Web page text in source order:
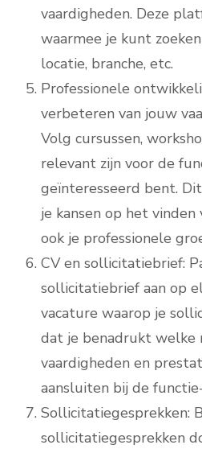
vaardigheden. Deze
waarmee je kunt
locatie, branche, etc.
Professionele
verbeteren van jouw
Volg cursussen,
relevant zijn voor de
geïnteresseerd bent.
je kansen op het vinden
ook je professionele
CV en sollicitatiebrief:
sollicitatiebrief aan op
vacature waarop je
dat je benadrukt welke
vaardigheden en
aansluiten bij de
Sollicitatiegesprekken:
sollicitatiegesprekken